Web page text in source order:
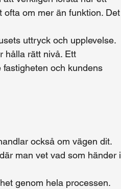
ofta om mer än funktion. Det
uttryck och upplevelse.
hålla rätt nivå. Ett
och kundens
också om vägen dit.
man vet vad som händer i
genom hela processen.